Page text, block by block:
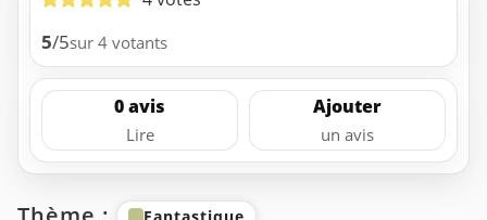
5/5sur 4 votants
0 avis
Lire
Ajouter
un avis